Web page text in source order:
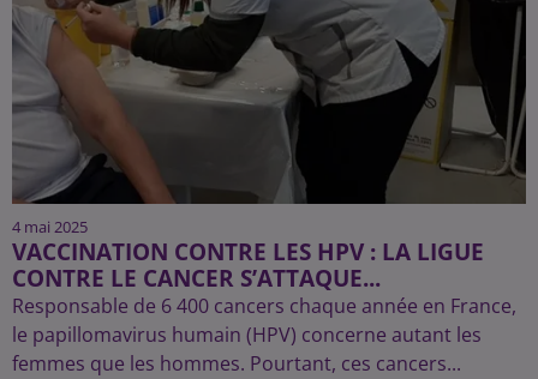
4 mai 2025
VACCINATION CONTRE LES HPV : LA LIGUE
CONTRE LE CANCER S’ATTAQUE...
Responsable de 6 400 cancers chaque année en France,
le papillomavirus humain (HPV) concerne autant les
femmes que les hommes. Pourtant, ces cancers...